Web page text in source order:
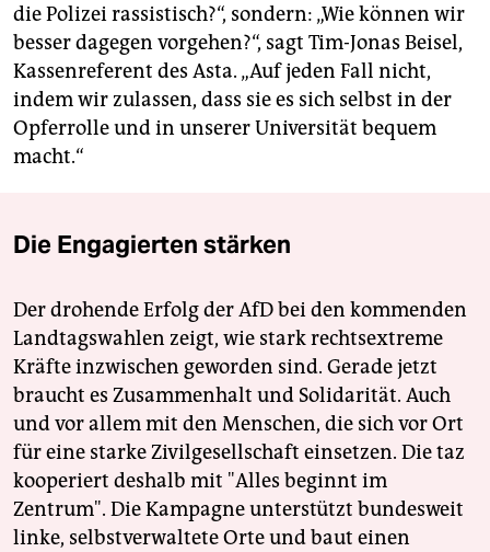
die Polizei rassistisch?“, sondern: „Wie können wir
besser dagegen vorgehen?“, sagt Tim-Jonas Beisel,
Kassenreferent des Asta. „Auf jeden Fall nicht,
indem wir zulassen, dass sie es sich selbst in der
Opferrolle und in unserer Universität bequem
macht.“
Die Engagierten stärken
Der drohende Erfolg der AfD bei den kommenden
Landtagswahlen zeigt, wie stark rechtsextreme
Kräfte inzwischen geworden sind. Gerade jetzt
braucht es Zusammenhalt und Solidarität. Auch
und vor allem mit den Menschen, die sich vor Ort
für eine starke Zivilgesellschaft einsetzen. Die taz
kooperiert deshalb mit "Alles beginnt im
Zentrum". Die Kampagne unterstützt bundesweit
linke, selbstverwaltete Orte und baut einen